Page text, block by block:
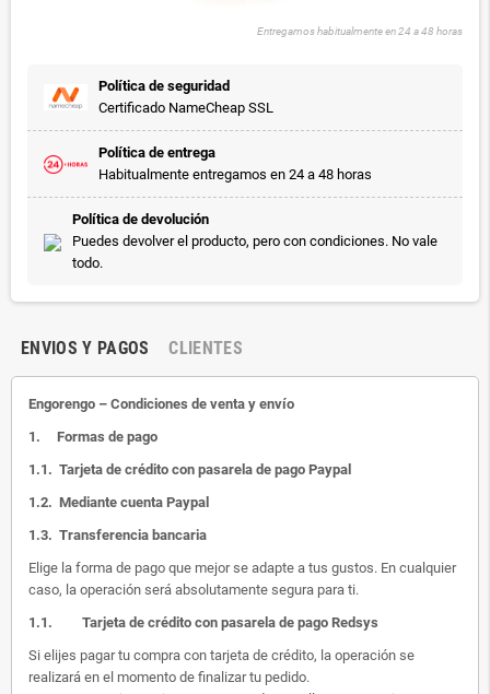
Entregamos habitualmente en 24 a 48 horas
Política de seguridad
Certificado NameCheap SSL
Política de entrega
Habitualmente entregamos en 24 a 48 horas
Política de devolución
Puedes devolver el producto, pero con condiciones. No vale
todo.
ENVIOS Y PAGOS CLIENTES
Engorengo – Condiciones de venta y envío
1. Formas de pago
1.1. Tarjeta de crédito con pasarela de pago Paypal
1.2. Mediante cuenta Paypal
1.3. Transferencia bancaria
Elige la forma de pago que mejor se adapte a tus gustos. En cualquier
caso, la operación será absolutamente segura para ti.
1.1. Tarjeta de crédito con pasarela de pago Redsys
Si elijes pagar tu compra con tarjeta de crédito, la operación se
realizará en el momento de finalizar tu pedido.